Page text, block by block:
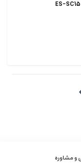
و مشاوره